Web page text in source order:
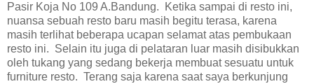
Pasir Koja No 109 A.Bandung. Ketika sampai di resto ini,
nuansa sebuah resto baru masih begitu terasa, karena
masih terlihat beberapa ucapan selamat atas pembukaan
resto ini. Selain itu juga di pelataran luar masih disibukkan
oleh tukang yang sedang bekerja membuat sesuatu untuk
furniture resto. Terang saja karena saat saya berkunjung